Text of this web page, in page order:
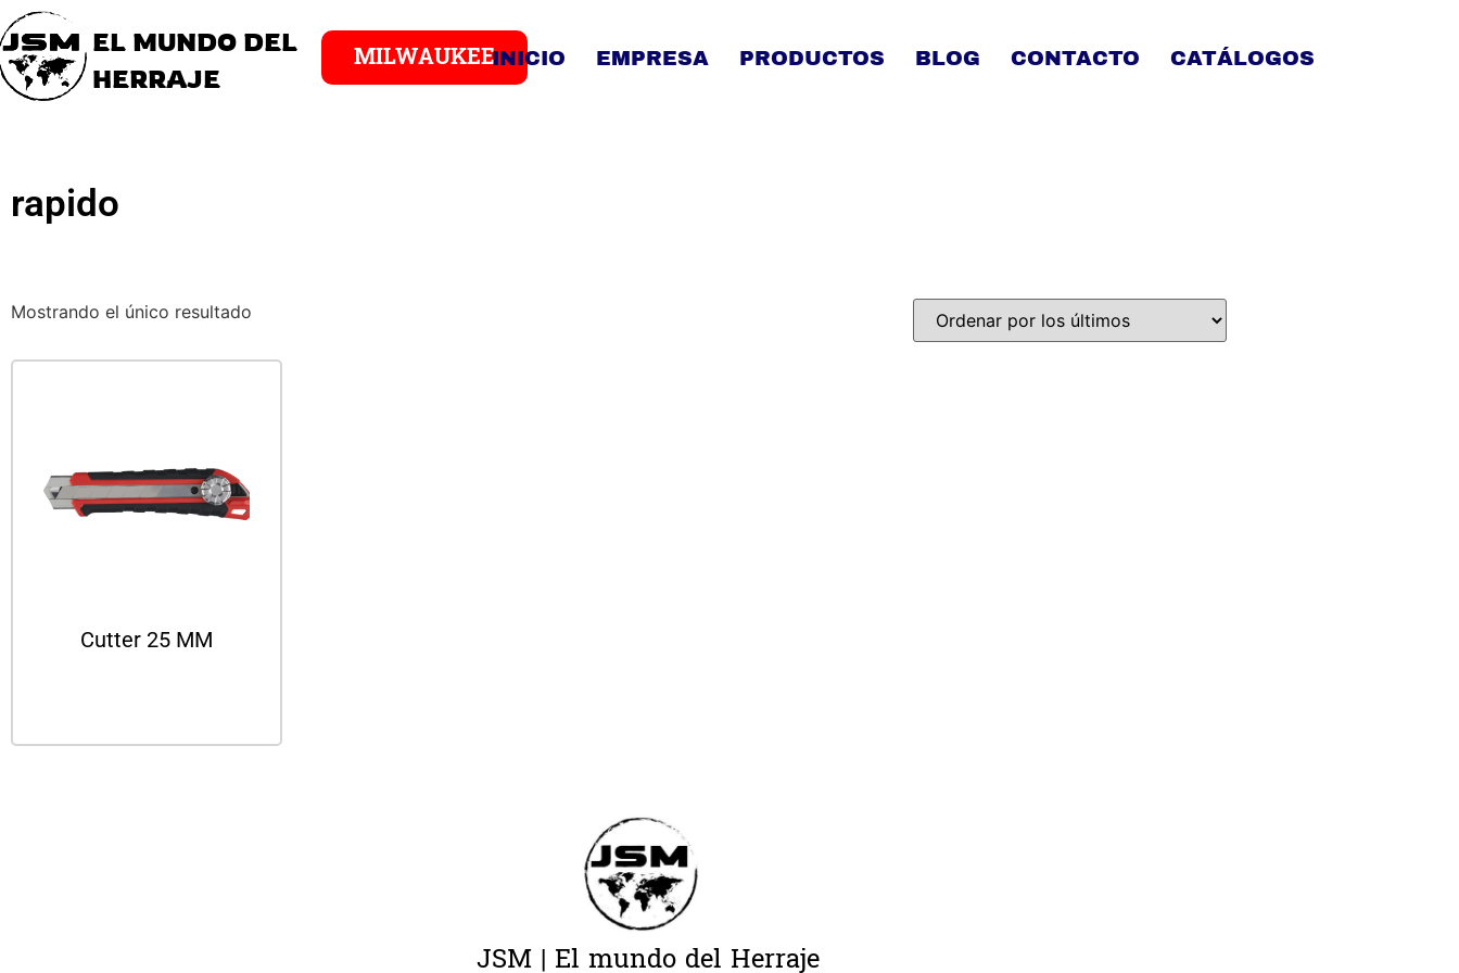
EL MUNDO DEL
HERRAJE
MILWAUKEEINICIO EMPRESA PRODUCTOS BLOG CONTACTO CATÁLOGOS
rapido
Mostrando el único resultado
Cutter 25 MM
JSM | El mundo del Herraje